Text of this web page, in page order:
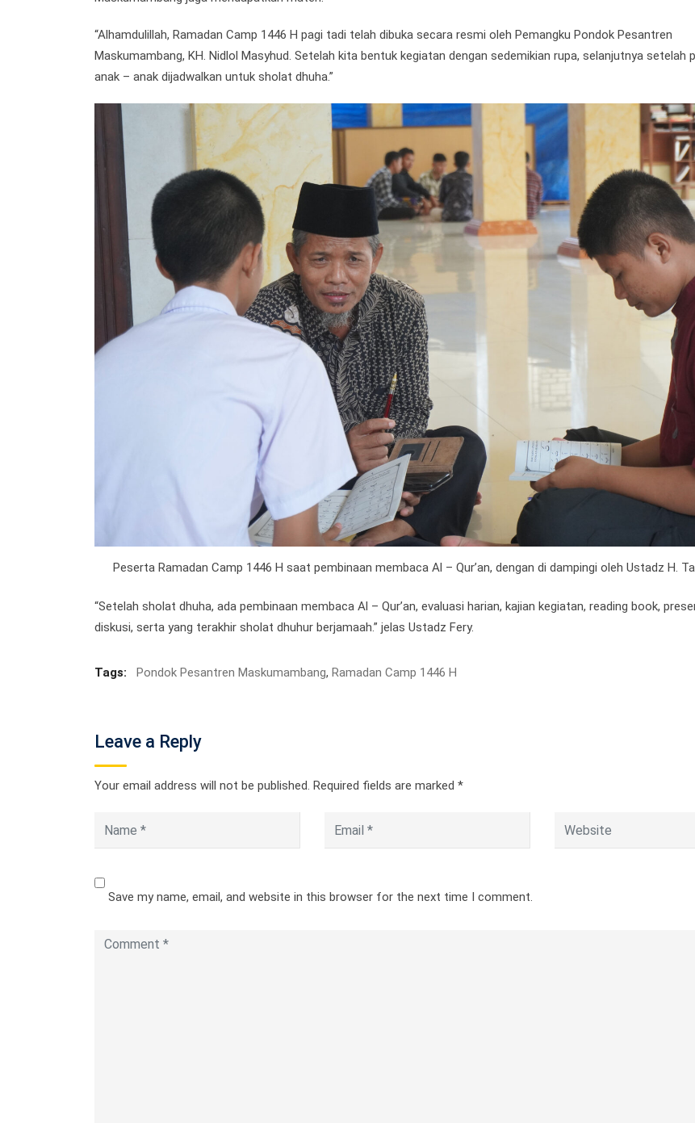
“Alhamdulillah, Ramadan Camp 1446 H pagi tadi telah dibuka secara resmi oleh Pemangku Pondok Pesantren
Maskumambang, KH. Nidlol Masyhud. Setelah kita bentuk kegiatan dengan sedemikian rupa, selanjutnya setelah
anak – anak dijadwalkan untuk sholat dhuha.”
Peserta Ramadan Camp 1446 H saat pembinaan membaca Al – Qur’an, dengan di dampingi oleh Ustadz H.
“Setelah sholat dhuha, ada pembinaan membaca Al – Qur’an, evaluasi harian, kajian kegiatan, reading book,
diskusi, serta yang terakhir sholat dhuhur berjamaah.” jelas Ustadz Fery.
Tags: Pondok Pesantren Maskumambang, Ramadan Camp 1446 H
Leave a Reply
Your email address will not be published. Required fields are marked *
Save my name, email, and website in this browser for the next time I comment.